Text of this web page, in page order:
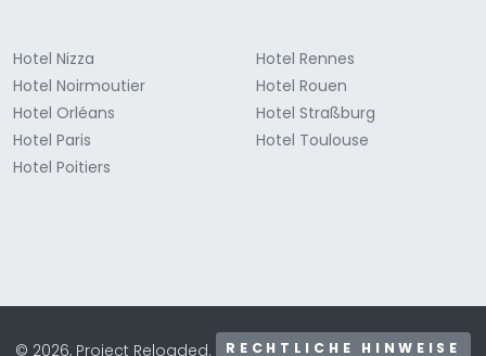
Hotel Nizza
Hotel Noirmoutier
Hotel Orléans
Hotel Paris
Hotel Poitiers
Hotel Rennes
Hotel Rouen
Hotel Straßburg
Hotel Toulouse
© 2026, Project Reloaded. RECHTLICHE HINWEISE